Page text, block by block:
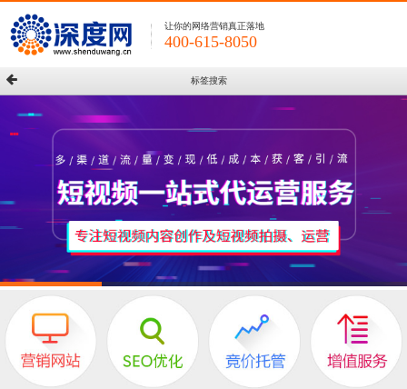
让你的网络营销真正落地
400-615-8050
标签搜索